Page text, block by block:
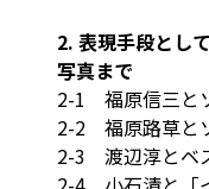
2. 表現手段とし
写真まで
2-1 福原信三と
2-2 福原路草と
2-3 渡辺淳とベ